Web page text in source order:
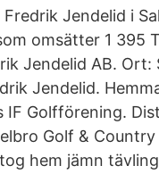
Fredrik Jendelid i
omsätter 1 395
Jendelid AB. Ort:
Jendelid.
IF Golfförening.
Golf &
hem jämn